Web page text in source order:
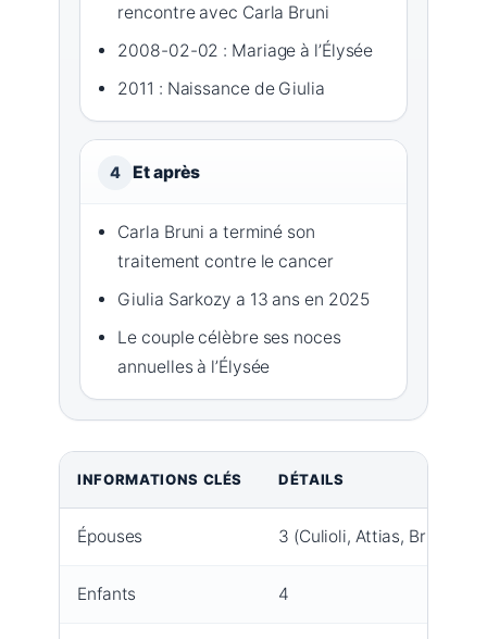
rencontre avec Carla Bruni
2008-02-02 : Mariage à l’Élysée
2011 : Naissance de Giulia
4 Et après
Carla Bruni a terminé son
traitement contre le cancer
Giulia Sarkozy a 13 ans en 2025
Le couple célèbre ses noces
annuelles à l’Élysée
INFORMATIONS CLÉS DÉTAILS
Épouses 3 (Culioli, Attias, Bruni)
Enfants 4